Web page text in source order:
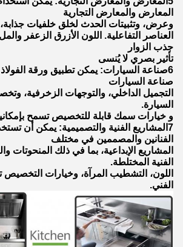
المعارض والمعارض التجارية
وعرض، وتثبيتات الحدث لخلق خلفيات
العناصر التفاعلية. اللون الأزرق الزعفر
جذب الزوار
تأثير بصري لا يُنسى
6صناعة السيارات: يمكن تطبيق ورقة
صناعة السيارات
التجميل الداخلي، والتوجهات الزخرفية،
السيارة.
و خيارات سمك قابلة للتخصيص تسمح
7المشاريع الفنية والتصميمية: يمكن أن
الفنانين والمصممين في مختلف
المشاريع الإبداعية، بما في ذلك المنحوتات
الفنية المختلطة.
اللون، التشطيب المرآة، وخيارات التخصيص
الفني.